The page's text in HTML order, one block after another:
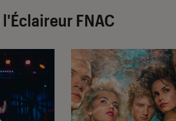
l'Éclaireur FNAC